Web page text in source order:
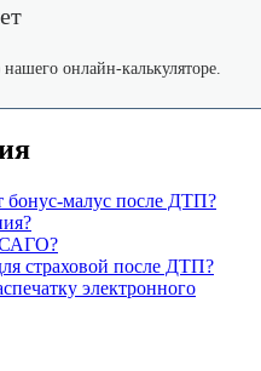
онлайн-калькуляторе.
бонус-малус после ДТП?
страховой после ДТП?
электронного